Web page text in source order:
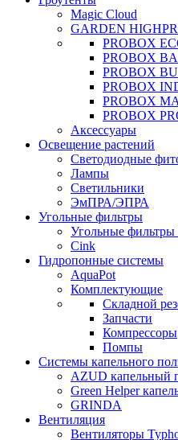
Magic Cloud
GARDEN
PROBOX
PROBOX
PROBOX
PROBOX
PROBOX
PROBOX
Аксессуары
Освещение растений
Светодиодные
Лампы
Светильники
ЭмПРА/ЭПРА
Угольные фильтры
Угольные
Cink
Гидропонные системы
AquaPot
Комплектующие
Складной
Запчасти
Компрессоры
Помпы
Системы капельного
AZUD капельный
Green Helper
GRINDA
Вентиляция
Вентиляторы